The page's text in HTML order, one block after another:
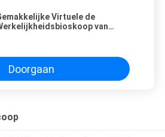
Virtuele de
van
Doorgaan